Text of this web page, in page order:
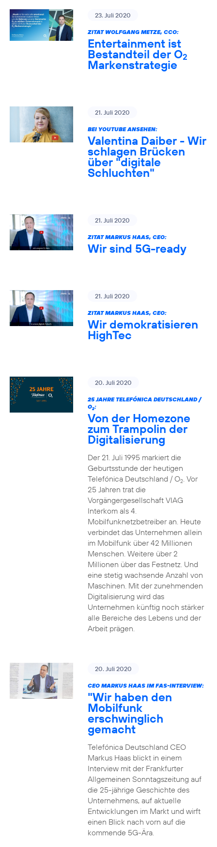
23. Juli 2020
ZITAT WOLFGANG METZE, CCO:
Entertainment ist
Bestandteil der O2
Markenstrategie
21. Juli 2020
BEI YOUTUBE ANSEHEN:
Valentina Daiber - Wir
schlagen Brücken
über "digitale
Schluchten"
21. Juli 2020
ZITAT MARKUS HAAS, CEO:
Wir sind 5G-ready
21. Juli 2020
ZITAT MARKUS HAAS, CEO:
Wir demokratisieren
HighTec
20. Juli 2020
25 JAHRE TELEFÓNICA DEUTSCHLAND /
O2:
Von der Homezone
zum Trampolin der
Digitalisierung
Der 21. Juli 1995 markiert die
Geburtsstunde der heutigen
Telefónica Deutschland / O2. Vor
25 Jahren trat die
Vorgängergesellschaft VIAG
Interkom als 4.
Mobilfunknetzbetreiber an. Heute
verbindet das Unternehmen allein
im Mobilfunk über 42 Millionen
Menschen. Weitere über 2
Millionen über das Festnetz. Und
eine stetig wachsende Anzahl von
Maschinen. Mit der zunehmenden
Digitalisierung wird das
Unternehmen künftig noch stärker
alle Bereiche des Lebens und der
Arbeit prägen.
20. Juli 2020
CEO MARKUS HAAS IM FAS-INTERVIEW:
"Wir haben den
Mobilfunk
erschwinglich
gemacht
Telefónica Deutschland CEO
Markus Haas blickt in einem
Interview mit der Frankfurter
Allgemeinen Sonntagszeitung auf
die 25-jährige Geschichte des
Unternehmens, auf aktuelle
Entwicklungen im Markt und wirft
einen Blick nach vorn auf die
kommende 5G-Ära.